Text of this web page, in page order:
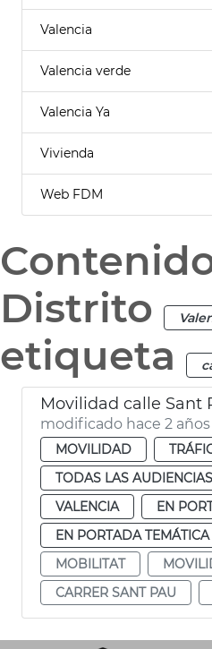
Valencia
Valencia verde
Valencia Ya
Vivienda
Web FDM
Distrito
etiqueta
Movilidad calle Sant
modificado hace 2 años
MOVILIDAD
TODAS LAS AUDIENCIAS
VALENCIA
EN
EN PORTADA TEMÁTICA
MOBILITAT
CARRER SANT PAU